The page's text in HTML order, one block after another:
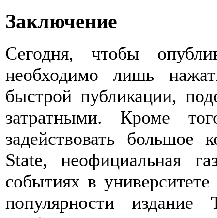
Заключение
Сегодня, чтобы
необходимо лишь
быстрой публикации,
затратными. Кроме
задействовать большое
State, неофициальная
событиях в
популярности